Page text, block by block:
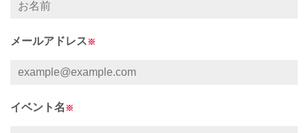
メールアドレス※
イベント名 ※